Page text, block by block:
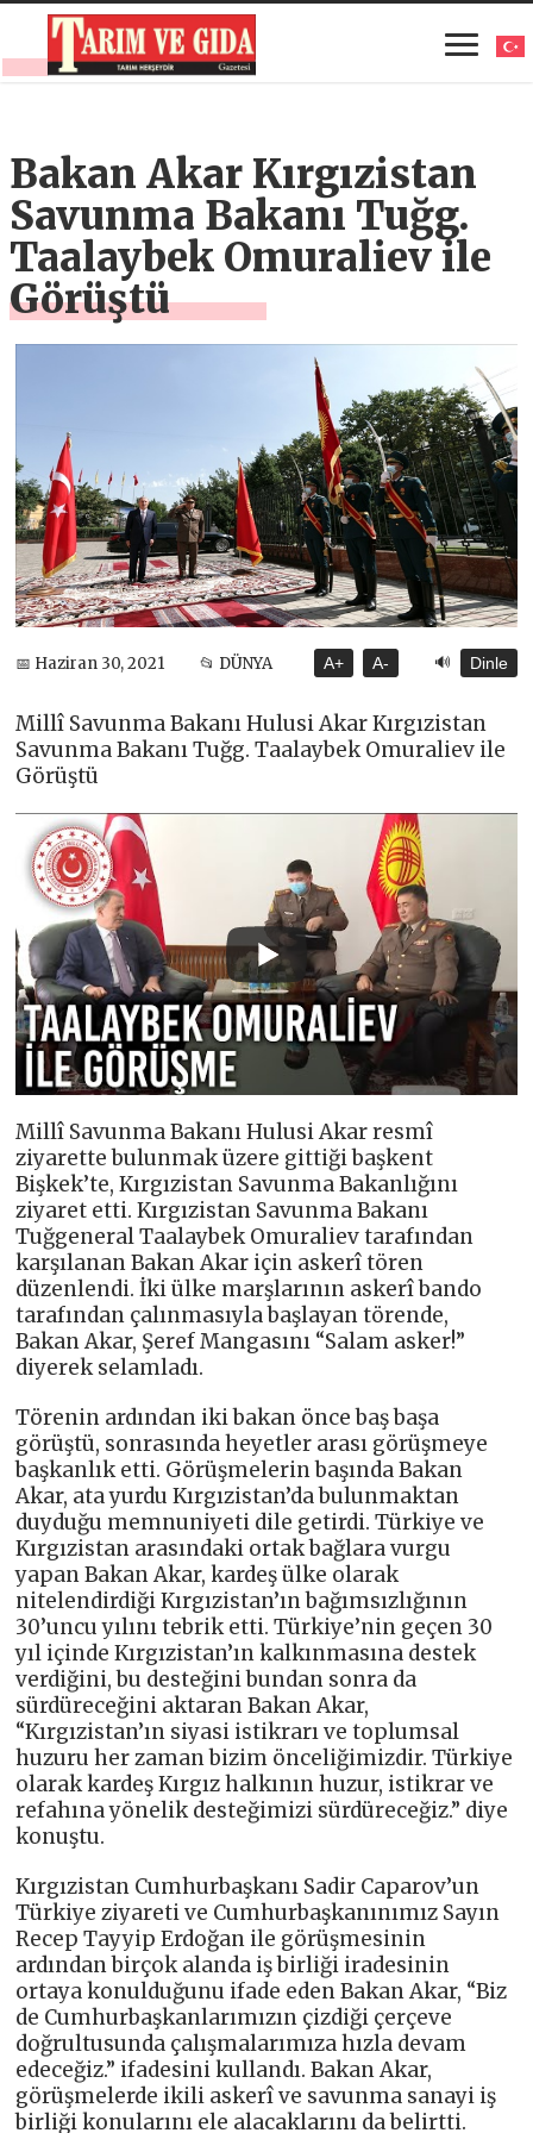
Bakan Akar Kırgızistan
Savunma Bakanı Tuğg.
Taalaybek Omuraliev ile
Görüştü
📅 Haziran 30, 2021 📂 DÜNYA A+ A- 🔊 Dinle
Millî Savunma Bakanı Hulusi Akar Kırgızistan
Savunma Bakanı Tuğg. Taalaybek Omuraliev ile
Görüştü
Millî Savunma Bakanı Hulusi Akar resmî
ziyarette bulunmak üzere gittiği başkent
Bişkek’te, Kırgızistan Savunma Bakanlığını
ziyaret etti. Kırgızistan Savunma Bakanı
Tuğgeneral Taalaybek Omuraliev tarafından
karşılanan Bakan Akar için askerî tören
düzenlendi. İki ülke marşlarının askerî bando
tarafından çalınmasıyla başlayan törende,
Bakan Akar, Şeref Mangasını “Salam asker!”
diyerek selamladı.
Törenin ardından iki bakan önce baş başa
görüştü, sonrasında heyetler arası görüşmeye
başkanlık etti. Görüşmelerin başında Bakan
Akar, ata yurdu Kırgızistan’da bulunmaktan
duyduğu memnuniyeti dile getirdi. Türkiye ve
Kırgızistan arasındaki ortak bağlara vurgu
yapan Bakan Akar, kardeş ülke olarak
nitelendirdiği Kırgızistan’ın bağımsızlığının
30’uncu yılını tebrik etti. Türkiye’nin geçen 30
yıl içinde Kırgızistan’ın kalkınmasına destek
verdiğini, bu desteğini bundan sonra da
sürdüreceğini aktaran Bakan Akar,
“Kırgızistan’ın siyasi istikrarı ve toplumsal
huzuru her zaman bizim önceliğimizdir. Türkiye
olarak kardeş Kırgız halkının huzur, istikrar ve
refahına yönelik desteğimizi sürdüreceğiz.” diye
konuştu.
Kırgızistan Cumhurbaşkanı Sadir Caparov’un
Türkiye ziyareti ve Cumhurbaşkanınımız Sayın
Recep Tayyip Erdoğan ile görüşmesinin
ardından birçok alanda iş birliği iradesinin
ortaya konulduğunu ifade eden Bakan Akar, “Biz
de Cumhurbaşkanlarımızın çizdiği çerçeve
doğrultusunda çalışmalarımıza hızla devam
edeceğiz.” ifadesini kullandı. Bakan Akar,
görüşmelerde ikili askerî ve savunma sanayi iş
birliği konularını ele alacaklarını da belirtti.